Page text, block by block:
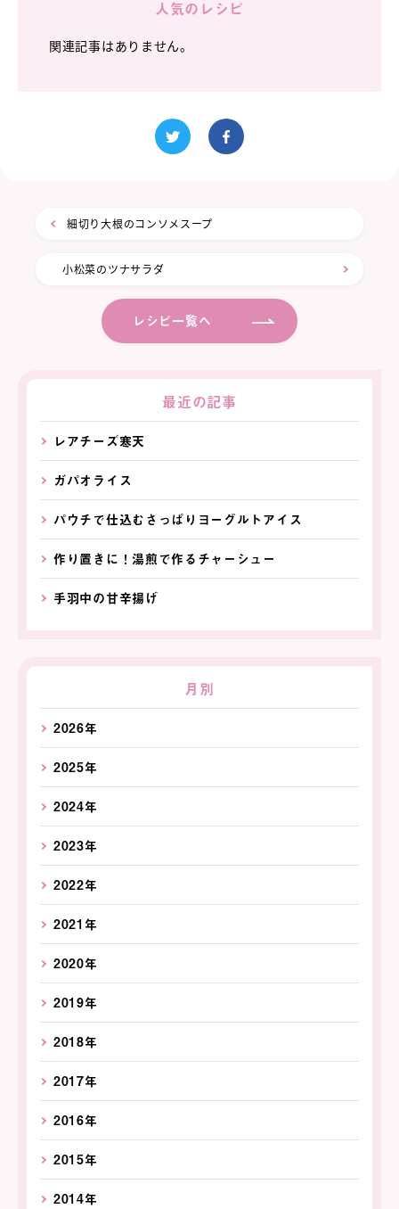
人気のレシピ
関連記事はありません。
細切り大根のコンソメスープ
小松菜のツナサラダ
レシピ一覧へ
最近の記事
レアチーズ寒天
ガパオライス
パウチで仕込むさっぱりヨーグルトアイス
作り置きに！湯煎で作るチャーシュー
手羽中の甘辛揚げ
月別
2026年
2025年
2024年
2023年
2022年
2021年
2020年
2019年
2018年
2017年
2016年
2015年
2014年